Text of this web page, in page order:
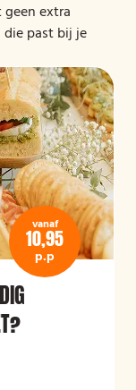
extra
past bij je
vanaf
10,95
p.p